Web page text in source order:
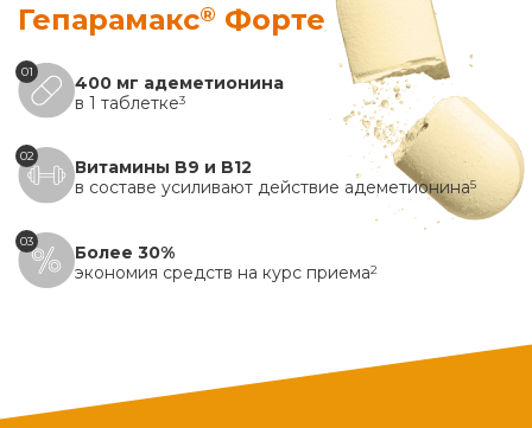
Гепарамакс® Форте
01
400 мг адеметионина
в 1 таблетке3
02
Витамины B9 и B12
в составе усиливают действие адеметионина5
03
Более 30%
экономия средств на курс приема2